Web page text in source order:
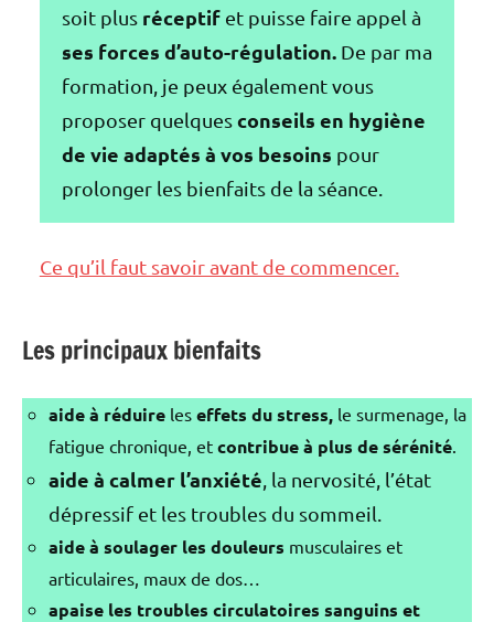
soit plusréceptif et puisse faire appel à
ses forces d’auto-régulation.De par ma
formation, je peux également vous
proposer quelquesconseils en hygiène
de vie adaptés à vos besoins pour
prolonger les bienfaits de la séance.
Ce qu’il faut savoir avant de commencer.
Les principaux bienfaits
aide à réduire les effets du stress, le surmenage, la
fatigue chronique, et contribue à plus de sérénité
aide à calmer l’anxiété , la nervosité, l’état
dépressif et les troubles du sommeil.
aide à soulager les douleurs musculaires et
articulaires, maux de dos…
apaise les troubles circulatoires sanguins et